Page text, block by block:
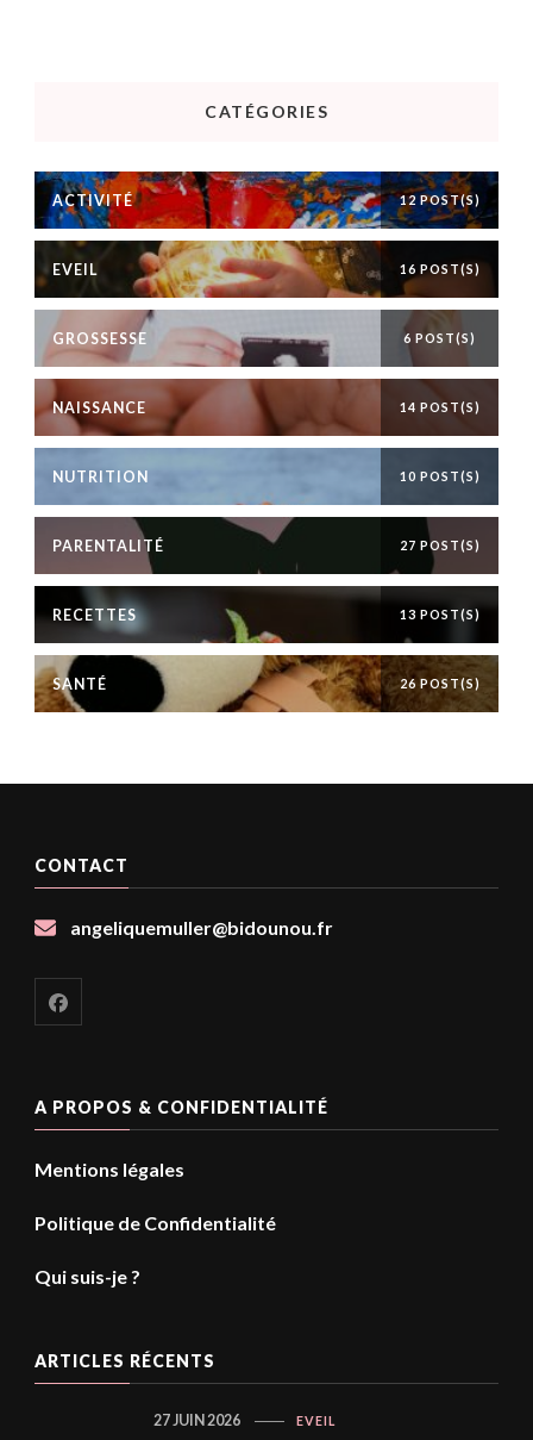
CATÉGORIES
ACTIVITÉ 12 POST(S)
EVEIL 16 POST(S)
GROSSESSE 6 POST(S)
NAISSANCE 14 POST(S)
NUTRITION 10 POST(S)
PARENTALITÉ 27 POST(S)
RECETTES 13 POST(S)
SANTÉ 26 POST(S)
CONTACT
angeliquemuller@bidounou.fr
A PROPOS & CONFIDENTIALITÉ
Mentions légales
Politique de Confidentialité
Qui suis-je ?
ARTICLES RÉCENTS
EVEIL
27 JUIN 2026